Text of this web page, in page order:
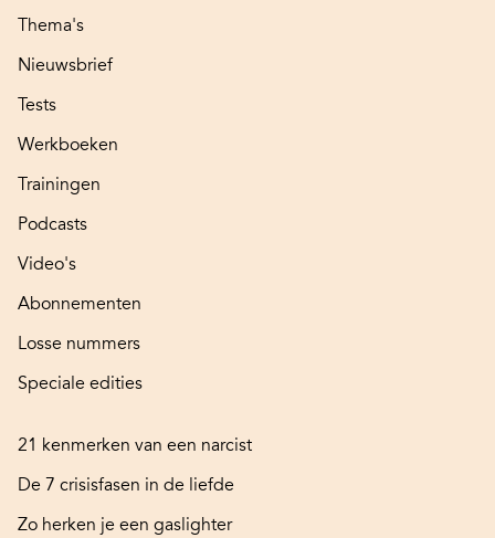
Thema's
Nieuwsbrief
Tests
Werkboeken
Trainingen
Podcasts
Video's
Abonnementen
Losse nummers
Speciale edities
21 kenmerken van een narcist
De 7 crisisfasen in de liefde
Zo herken je een gaslighter